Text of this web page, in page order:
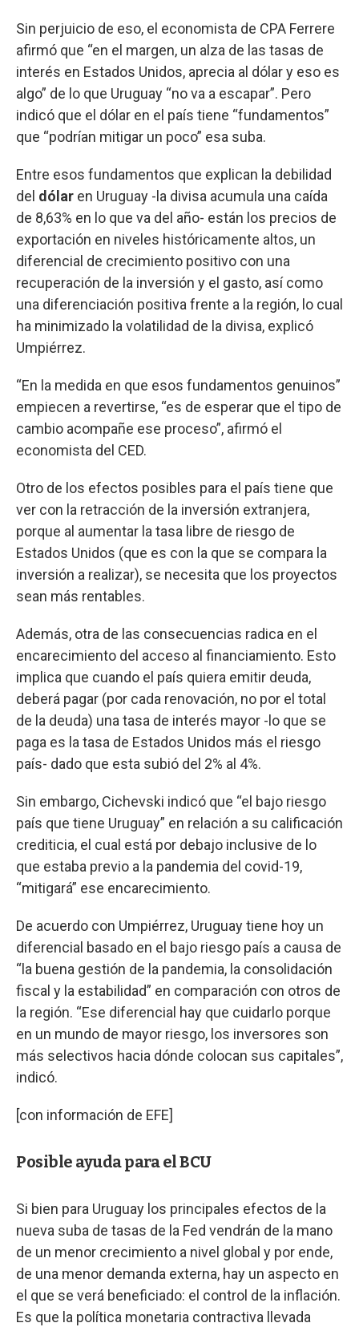
Sin perjuicio de eso, el economista de CPA Ferrere
afirmó que “en el margen, un alza de las tasas de
interés en Estados Unidos, aprecia al dólar y eso es
algo” de lo que Uruguay “no va a escapar”. Pero
indicó que el dólar en el país tiene “fundamentos”
que “podrían mitigar un poco” esa suba.
Entre esos fundamentos que explican la debilidad
del dólar en Uruguay -la divisa acumula una caída
de 8,63% en lo que va del año- están los precios de
exportación en niveles históricamente altos, un
diferencial de crecimiento positivo con una
recuperación de la inversión y el gasto, así como
una diferenciación positiva frente a la región, lo cual
ha minimizado la volatilidad de la divisa, explicó
Umpiérrez.
“En la medida en que esos fundamentos genuinos”
empiecen a revertirse, “es de esperar que el tipo de
cambio acompañe ese proceso”, afirmó el
economista del CED.
Otro de los efectos posibles para el país tiene que
ver con la retracción de la inversión extranjera,
porque al aumentar la tasa libre de riesgo de
Estados Unidos (que es con la que se compara la
inversión a realizar), se necesita que los proyectos
sean más rentables.
Además, otra de las consecuencias radica en el
encarecimiento del acceso al financiamiento. Esto
implica que cuando el país quiera emitir deuda,
deberá pagar (por cada renovación, no por el total
de la deuda) una tasa de interés mayor -lo que se
paga es la tasa de Estados Unidos más el riesgo
país- dado que esta subió del 2% al 4%.
Sin embargo, Cichevski indicó que “el bajo riesgo
país que tiene Uruguay” en relación a su calificación
crediticia, el cual está por debajo inclusive de lo
que estaba previo a la pandemia del covid-19,
“mitigará” ese encarecimiento.
De acuerdo con Umpiérrez, Uruguay tiene hoy un
diferencial basado en el bajo riesgo país a causa de
“la buena gestión de la pandemia, la consolidación
fiscal y la estabilidad” en comparación con otros de
la región. “Ese diferencial hay que cuidarlo porque
en un mundo de mayor riesgo, los inversores son
más selectivos hacia dónde colocan sus capitales”,
indicó.
[con información de EFE]
Posible ayuda para el BCU
Si bien para Uruguay los principales efectos de la
nueva suba de tasas de la Fed vendrán de la mano
de un menor crecimiento a nivel global y por ende,
de una menor demanda externa, hay un aspecto en
el que se verá beneficiado: el control de la inflación.
Es que la política monetaria contractiva llevada